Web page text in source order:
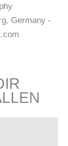
Germany -